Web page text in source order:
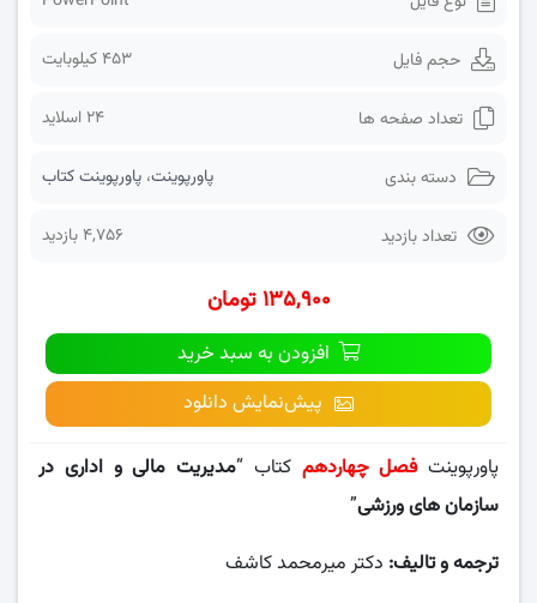
حجم فایل 453 کیلوبایت
تعداد صفحه ها 24 اسلاید
دسته بندی پاورپوینت، پاورپوینت کتاب
تعداد بازدید 4,756 بازدید
۱۳۵,۹۰۰ تومان
افزودن به سبد خرید
پیش‌نمایش دانلود
پاورپوینتفصل چهاردهمکتاب “مدیریت مالی و اداری در
سازمان های ورزشی”
ترجمه و تالیف: دکتر میرمحمد کاشف